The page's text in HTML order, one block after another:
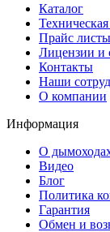
Каталог
Прайс листы
Лицензии и
Контакты
Наши
О компании
Информация
О
Видео
Блог
Политика
Гарантия
Обмен и